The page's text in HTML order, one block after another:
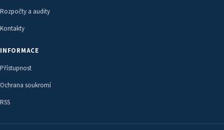
Rozpočty a audity
Kontakty
INFORMACE
Přístupnost
Ochrana soukromí
RSS